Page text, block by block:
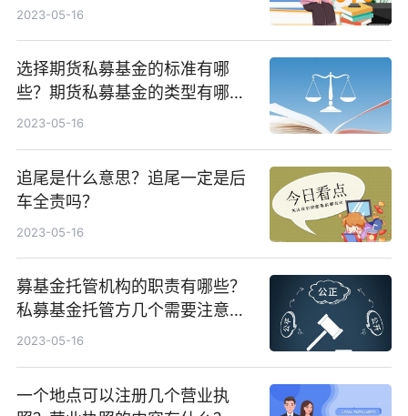
是假酒的受害者吗？
2023-05-16
选择期货私募基金的标准有哪
些？期货私募基金的类型有哪
些？
2023-05-16
追尾是什么意思？追尾一定是后
车全责吗？
2023-05-16
募基金托管机构的职责有哪些？
私募基金托管方几个需要注意的
问题是什么？
2023-05-16
一个地点可以注册几个营业执